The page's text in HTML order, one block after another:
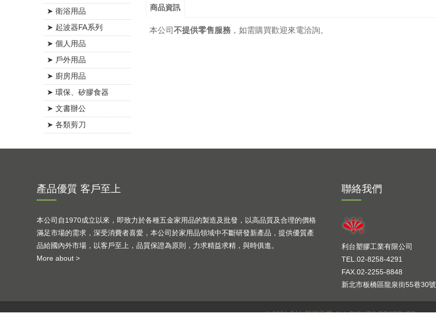
➤ 衛浴用品
➤ 起波器FA系列
➤ 個人用品
➤ 戶外用品
➤ 廚房用品
➤ 環保、矽膠食器
➤ 文書辦公
➤ 各類剪刀
商品資訊
本公司不提供零售服務 ，如需購買歡迎來電洽詢。
產品優質 客戶至上
本公司自1970成立以來，即致力於各種五金家用品的製造及批發，以高品質及合理的價格
滿足市場的需求，深受消費者喜愛，本公司於家用品領域中不斷研發新產品，提供優質產
品給國內外市場，以客戶至上，品質保證為原則，力求精益求精，與時俱進。
More about >
聯絡我們
利台塑膠工業有限公司
TEL.02-8258-4291
FAX.02-2255-8848
新北市板橋區龍泉街55巷30號
© 2021 利台塑膠工業 ALL RIGHTS RESERVED.